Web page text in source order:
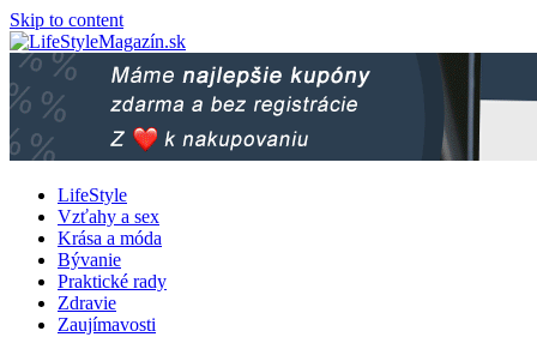
Skip to content
LifeStyle
Vzťahy a sex
Krása a móda
Bývanie
Praktické rady
Zdravie
Zaujímavosti